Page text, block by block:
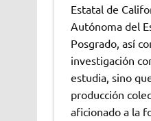
Estatal de
Autónoma del
Posgrado, así
investigación
estudia, sino
producción
aficionado a la